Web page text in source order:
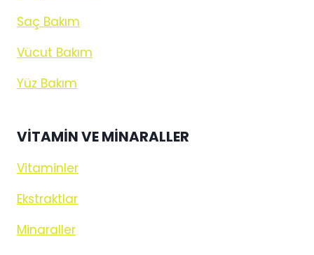
Saç Bakım
Vücut Bakım
Yüz Bakım
VITAMIN VE MINARALLER
Vitaminler
Ekstraktlar
Minaraller